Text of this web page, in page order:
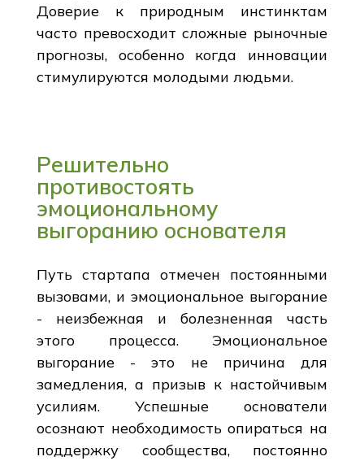
Доверие к природным инстинктам
часто превосходит сложные рыночные
прогнозы, особенно когда инновации
стимулируются молодыми людьми.
Решительно
противостоять
эмоциональному
выгоранию основателя
Путь стартапа отмечен постоянными
вызовами, и эмоциональное выгорание
- неизбежная и болезненная часть
этого процесса. Эмоциональное
выгорание - это не причина для
замедления, а призыв к настойчивым
усилиям. Успешные основатели
осознают необходимость опираться на
поддержку сообщества, постоянно